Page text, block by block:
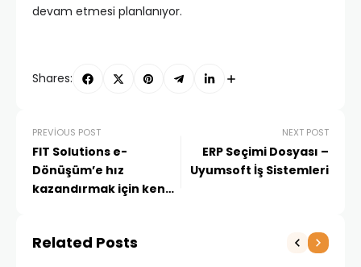
devam etmesi planlanıyor.
Shares:
PREVIOUS POST
FIT Solutions e-
Dönüşüm’e hız
kazandırmak için kendi
NEXT POST
ERP Seçimi Dosyası –
Uyumsoft İş Sistemleri
Related Posts